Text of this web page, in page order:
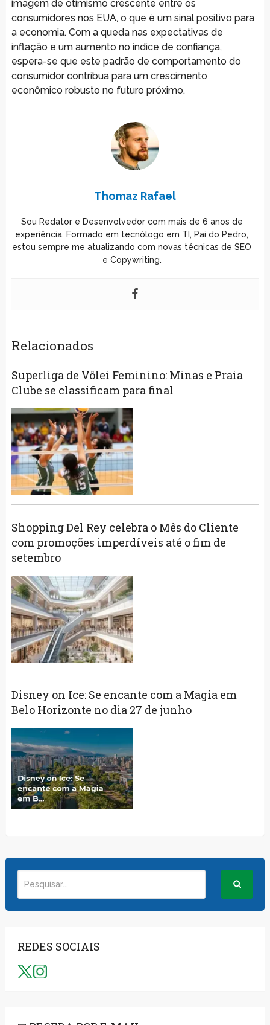
imagem de otimismo crescente entre os
consumidores nos EUA, o que é um sinal positivo para
a economia. Com a queda nas expectativas de
inflação e um aumento no índice de confiança,
espera-se que este padrão de comportamento do
consumidor contribua para um crescimento
econômico robusto no futuro próximo.
Thomaz Rafael
Sou Redator e Desenvolvedor com mais de 6 anos de
experiência. Formado em tecnólogo em TI, Pai do Pedro,
estou sempre me atualizando com novas técnicas de SEO
e Copywriting.
Relacionados
Superliga de Vôlei Feminino: Minas e Praia
Clube se classificam para final
Shopping Del Rey celebra o Mês do Cliente
com promoções imperdíveis até o fim de
setembro
Disney on Ice: Se encante com a Magia em
Belo Horizonte no dia 27 de junho
REDES SOCIAIS